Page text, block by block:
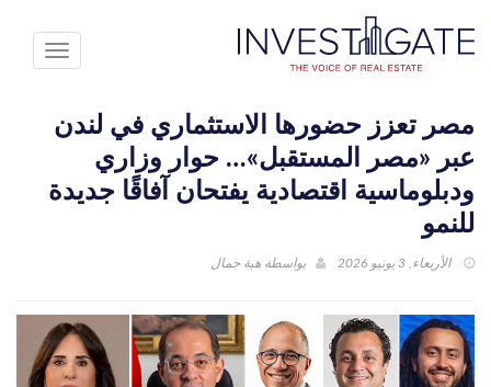
Toggle
مصر تعزز حضورها الاستثماري في لندن
عبر «مصر المستقبل»… حوار وزاري
ودبلوماسية اقتصادية يفتحان آفاقًا جديدة
للنمو
الأربعاء, 3 يونيو 2026 بواسطة هبة جمال